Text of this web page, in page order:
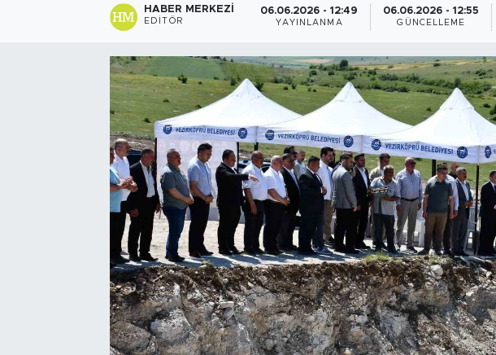
HABER MERKEZI
EDITÖR
06.06.2026 - 12:49
YAYINLANMA
06.06.2026 - 12:55
GÜNCELLEME
Haber Arşivi